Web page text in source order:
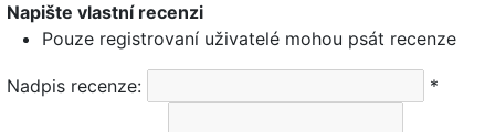
Napište vlastní recenzi
Pouze registrovaní uživatelé mohou psát recenze
Nadpis recenze: *